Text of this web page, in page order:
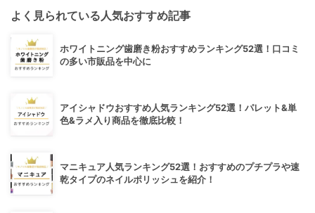
よく見られている人気おすすめ記事
ホワイトニング歯磨き粉おすすめランキング52選！口コミ
の多い市販品を中心に
アイシャドウおすすめ人気ランキング52選！パレット&単
色&ラメ入り商品を徹底比較！
マニキュア人気ランキング52選！おすすめのプチプラや速
乾タイプのネイルポリッシュを紹介！